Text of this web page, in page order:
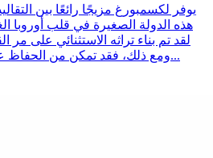
يوفر لكسمبورغ مزيجًا رائعًا بين
هذه الدولة الصغيرة في قلب أوروبا
لقد تم بناء تراثه الاستثنائي على مر
ومع ذلك، فقد تمكن من الحفاظ على هوية وطنية قوية وممي...